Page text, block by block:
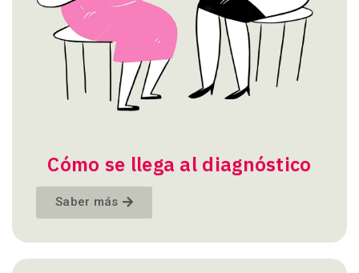
Cómo se llega al diagnóstico
Saber más